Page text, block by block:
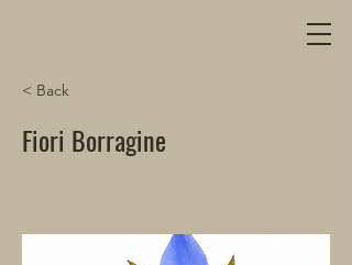
< Back
Fiori Borragine